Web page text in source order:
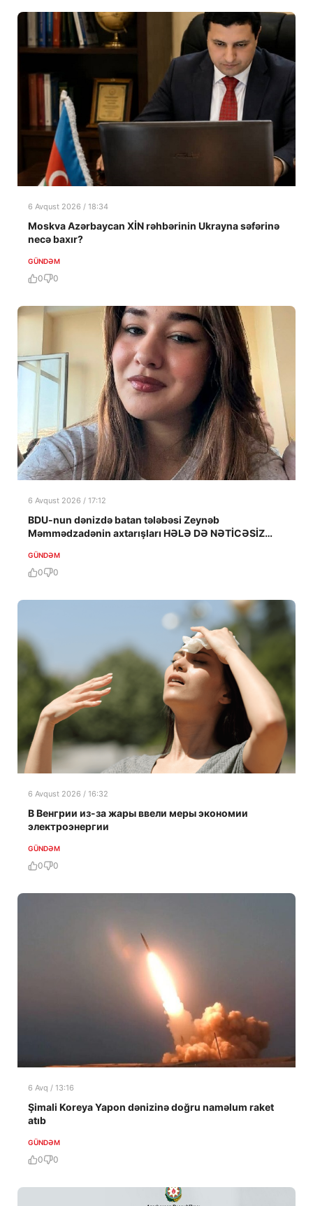
6 Avqust 2026 / 18:34
Moskva Azərbaycan XİN rəhbərinin Ukrayna səfərinə
necə baxır?
GÜNDƏM
0 0
6 Avqust 2026 / 17:12
BDU-nun dənizdə batan tələbəsi Zeynəb
Məmmədzadənin axtarışları HƏLƏ DƏ NƏTİCƏSİZ
GÜNDƏM
0 0
6 Avqust 2026 / 16:32
В Венгрии из-за жары ввели меры экономии
электроэнергии
GÜNDƏM
0 0
6 Avq / 13:16
Şimali Koreya Yapon dənizinə doğru naməlum raket
atıb
GÜNDƏM
0 0